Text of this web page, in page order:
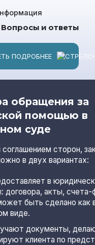
и ответы
ПОДРОБНЕЕ
обращения за
помощью в
суде
сторон,
в двух вариантах:
в
договора, акты,
быть сделано как
виде.
документы,
клиента по